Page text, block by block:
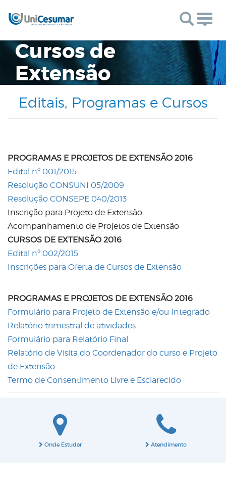
Cursos de
Extensão
Editais, Programas e Cursos
PROGRAMAS E PROJETOS DE EXTENSÃO 2016
Edital nº 001/2015
Resolução CONSUNI 05/2009
Resolução CONSEPE 040/2013
Inscrição para Projeto de Extensão
Acompanhamento de Projetos de Extensão
CURSOS DE EXTENSÃO 2016
Edital nº 002/2015
Inscrições para Oferta de Cursos de Extensão
PROGRAMAS E PROJETOS DE EXTENSÃO 2016
Formulário para Projeto de Extensão e/ou Integrado
Relatório trimestral de atividades
Formulário para Relatório Final
Relatório de Visita do Coordenador do curso e Projeto
de Extensão
Termo de Consentimento Livre e Esclarecido
Onde Estudar Atendimento